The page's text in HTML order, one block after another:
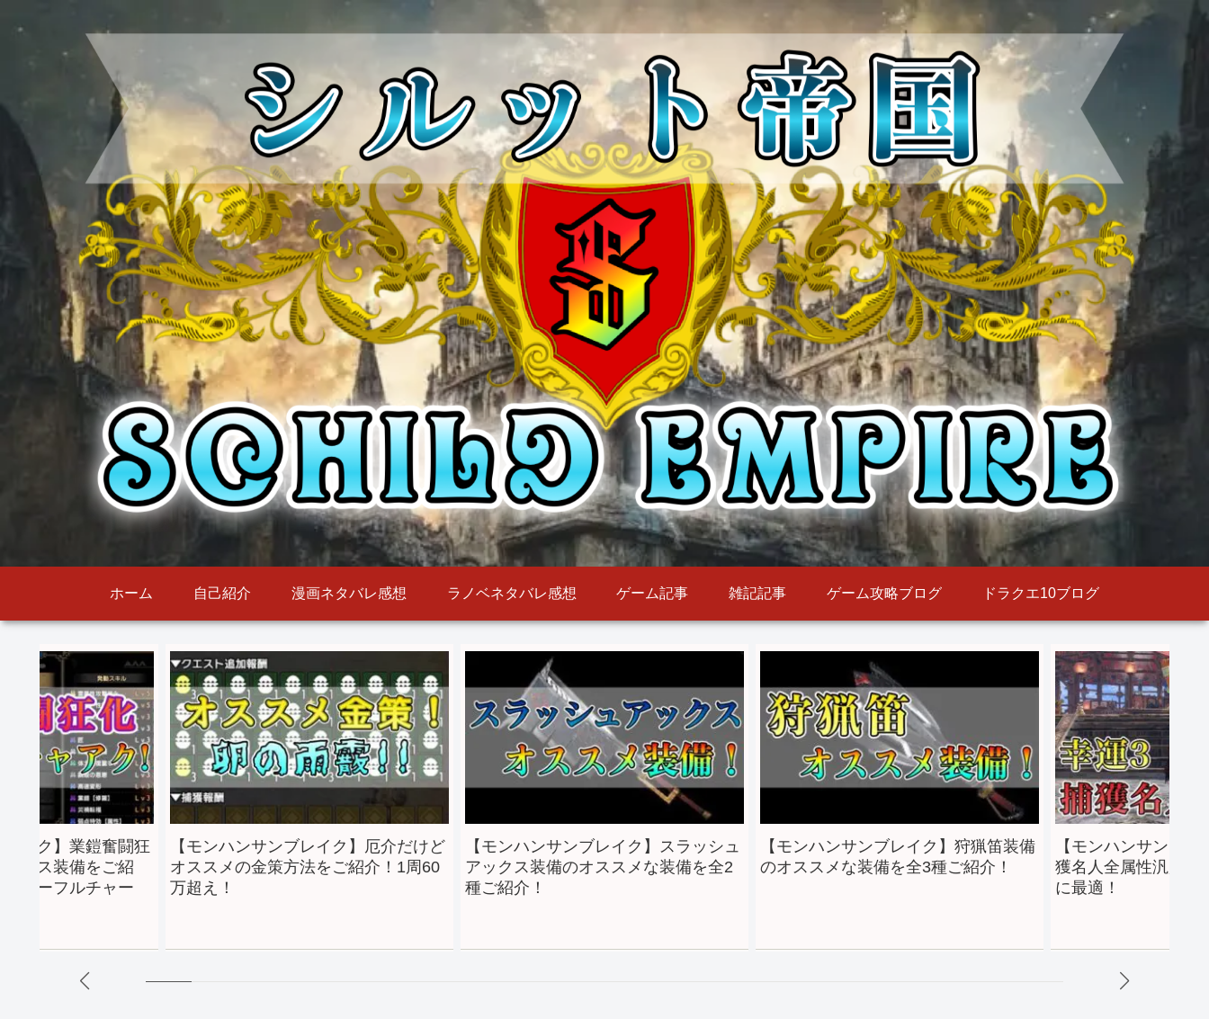
ホーム 自己紹介 漫画ネタバレ感想 ラノベネタバレ感想 ゲーム記事 雑記記事 ゲーム攻略ブログ ドラクエ10ブログ
ンサンブレイク】厄介だけど
の金策方法をご紹介！1周60
【モンハンサンブレイク】スラッシュ
アックス装備のオススメな装備を全2
【モンハンサンブレイク】狩猟笛装備
のオススメな装備を全3種ご紹介！
【モンハンサンブレイク】幸運3＆捕
獲名人全属性汎用双剣装備！素材集め
【モンハン
ックス装備